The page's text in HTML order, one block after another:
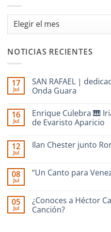
Archivos
NOTICIAS RECIENTES
17
Jul
SAN RAFAEL |
Onda Guara
comentarios
en
SAN
dedicado
–
Interpreta
16
Jul
Enrique Culebra 🎹
de Evaristo Aparicio
comentarios
🎹
Iriarte
de
Evaristo
Aparicio
12
Jul
Ilan Chester junto
comentarios
en
Ronald
Borjas
–
08
Jul
“Un Canto para
comentarios
en
“Un
Canto
05
Jul
¿Conoces a Héctor
Canción?